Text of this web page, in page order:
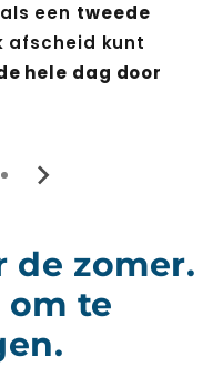
een tweede
afscheid kunt
hele dag door
de zomer.
om te